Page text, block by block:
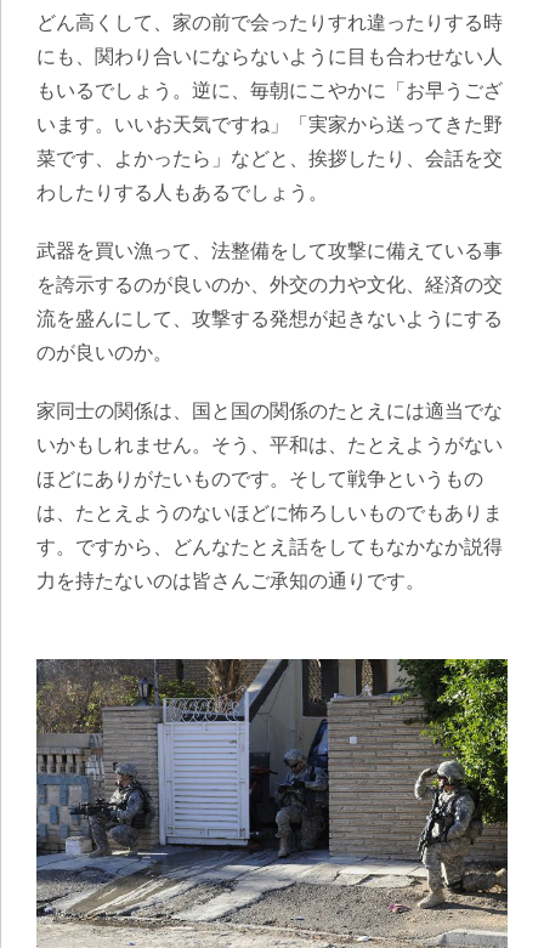
どん高くして、家の前で会ったりすれ違ったりする時
にも、関わり合いにならないように目も合わせない人
もいるでしょう。逆に、毎朝にこやかに「お早うござ
います。いいお天気ですね」「実家から送ってきた野
菜です、よかったら」などと、挨拶したり、会話を交
わしたりする人もあるでしょう。
武器を買い漁って、法整備をして攻撃に備えている事
を誇示するのが良いのか、外交の力や文化、経済の交
流を盛んにして、攻撃する発想が起きないようにする
のが良いのか。
家同士の関係は、国と国の関係のたとえには適当でな
いかもしれません。そう、平和は、たとえようがない
ほどにありがたいものです。そして戦争というもの
は、たとえようのないほどに怖ろしいものでもありま
す。ですから、どんなたとえ話をしてもなかなか説得
力を持たないのは皆さんご承知の通りです。